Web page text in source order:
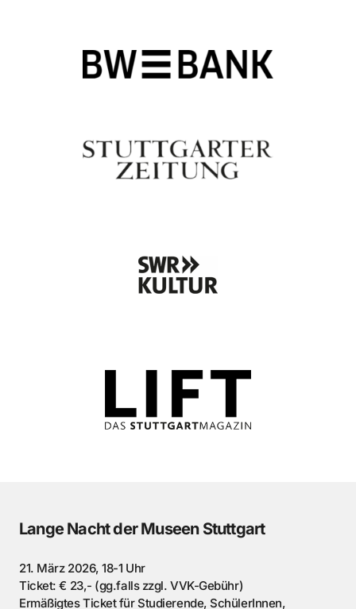
Lange Nacht der Museen Stuttgart
21. März 2026, 18-1 Uhr
Ticket: € 23,- (gg.falls zzgl. VVK-Gebühr)
Ermäßigtes Ticket für Studierende, SchülerInnen,